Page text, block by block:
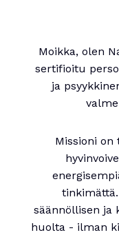
Moikka, olen
sertifioitu
ja
Missioni on
säännöllisen ja
huolta - ilman